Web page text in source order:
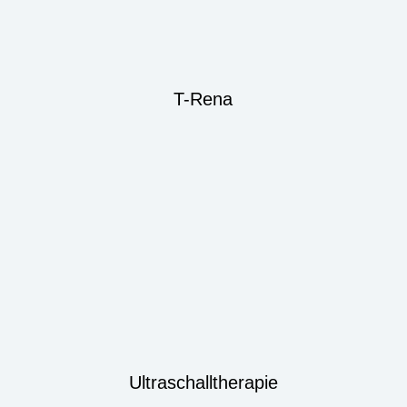
T-Rena
Ultraschalltherapie